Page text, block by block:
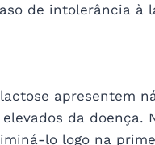
de intolerância à
apresentem
da doença.
lo logo na